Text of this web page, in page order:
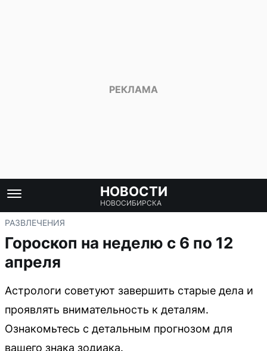
НОВОСТИ
НОВОСИБИРСКА
РАЗВЛЕЧЕНИЯ
Гороскоп на неделю с 6 по 12
апреля
Астрологи советуют завершить старые дела и
проявлять внимательность к деталям.
Ознакомьтесь с детальным прогнозом для
вашего знака зодиака.